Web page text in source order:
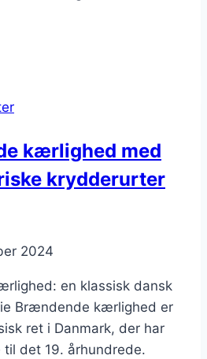
kærlighed med
krydderurter
2024
en klassisk dansk
Brændende kærlighed er
ret i Danmark, der har
det 19. århundrede.